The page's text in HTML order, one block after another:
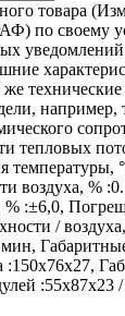
товара
по своему
же
например,
тепловых
температуры,
воздуха, % :
% :±6,0,
/
мин,
:150x76x27,
:55x87x23